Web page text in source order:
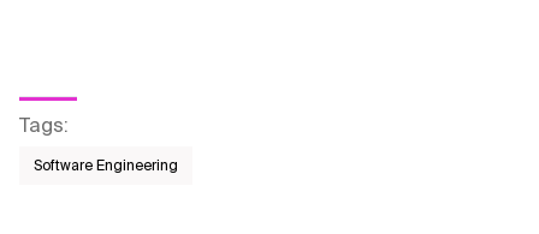
Tags:
Software Engineering